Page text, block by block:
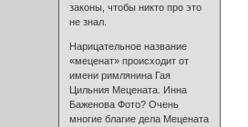
законы, чтобы никто про это
не знал.
Нарицательное название
«меценат» происходит от
имени римлянина Гая
Цильния Мецената. Инна
Баженова Фото? Очень
многие благие дела Мецената